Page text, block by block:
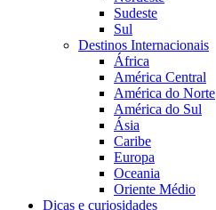
Sudeste
Sul
Destinos Internacionais
África
América Central
América do Norte
América do Sul
Ásia
Caribe
Europa
Oceania
Oriente Médio
Dicas e curiosidades